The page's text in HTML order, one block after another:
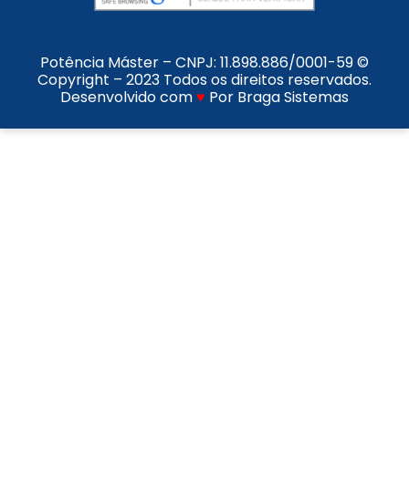
Potência Máster – CNPJ: 11.898.886/0001-59©
Copyright – 2023 Todos os direitos reservados.
Desenvolvido com♥ Por Braga Sistemas